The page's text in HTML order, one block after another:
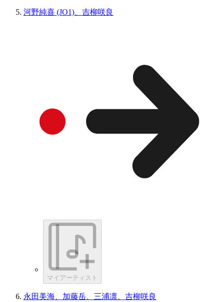
河野純喜 (JO1)、吉柳咲良
マイアーティスト
永田美海、加藤岳、三浦凛、吉柳咲良